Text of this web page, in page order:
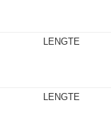
LENGTE
LENGTE